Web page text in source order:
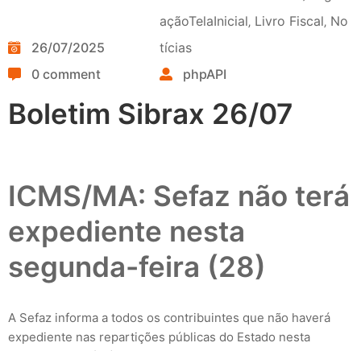
26/07/2025
açãoTelaInicial‚ Livro Fiscal‚ No
tícias
0 comment
phpAPI
Boletim Sibrax 26/07
ICMS/MA: Sefaz não terá
expediente nesta
segunda-feira (28)
A Sefaz informa a todos os contribuintes que não haverá
expediente nas repartições públicas do Estado nesta